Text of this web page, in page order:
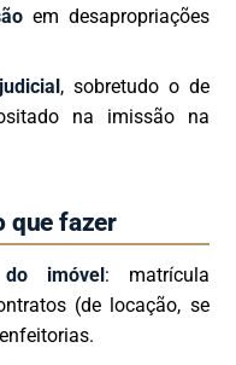
em desapropriações
, sobretudo o de
na imissão na
que fazer
imóvel : matrícula
(de locação, se